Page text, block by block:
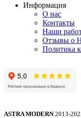
Информация
О нас
Контакты
Наши
Отзывы о
Политика
ASTRA MODERN2013-